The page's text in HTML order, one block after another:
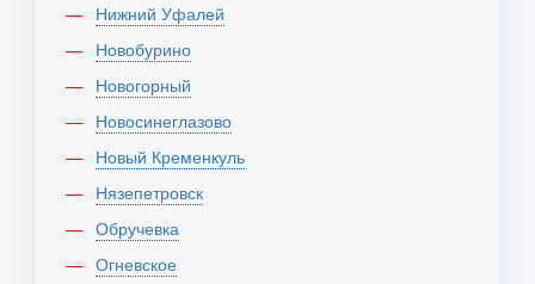
Нижний Уфалей
Новобурино
Новогорный
Новосинеглазово
Новый Кременкуль
Нязепетровск
Обручевка
Огневское